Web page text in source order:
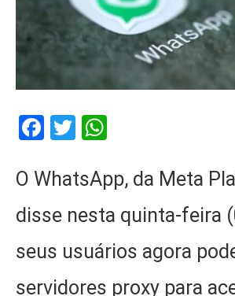
Facebook
Twitter
O WhatsApp, da Meta
disse nesta quinta-feira
seus usuários agora
servidores proxy para